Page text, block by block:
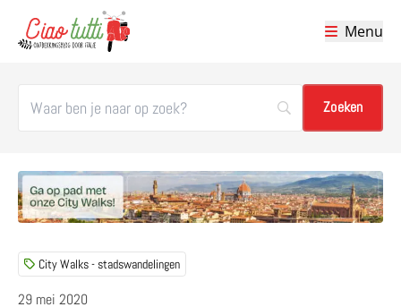
Menu
City Walks - stadswandelingen
29 mei 2020